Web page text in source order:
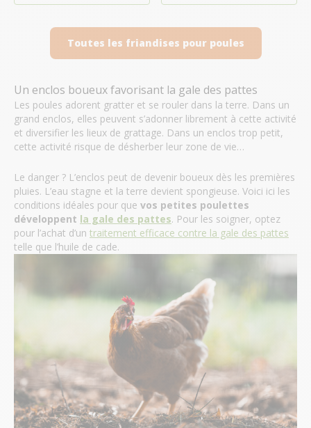
Toutes les friandises pour poules
Un enclos boueux favorisant la gale des pattes
Les poules adorent gratter et se rouler dans la terre. Dans un
grand enclos, elles peuvent s’adonner librement à cette activité
et diversifier les lieux de grattage. Dans un enclos trop petit,
cette activité risque de désherber leur zone de vie…
Le danger ? L’enclos peut de devenir boueux dès les premières
pluies. L’eau stagne et la terre devient spongieuse. Voici ici les
conditions idéales pour que vos petites poulettes
développent la gale des pattes. Pour les soigner, optez
pour l’achat d’un traitement efficace contre la gale des pattes
telle que l’huile de cade.